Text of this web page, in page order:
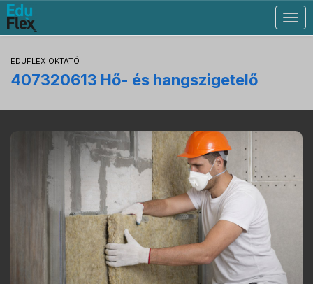
EDUFLEX OKTATÓ
407320613 Hő- és hangszigetelő